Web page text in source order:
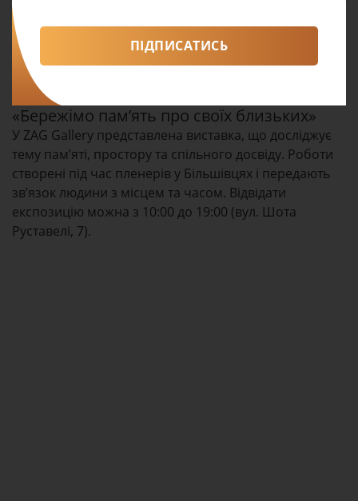
«Бережімо памʼять про своїх близьких»
У ZAG Gallery представлена виставка, що досліджує
тему пам’яті, простору та спільного досвіду. Роботи
створені під час пленерів у Більшівцях і передають
зв’язок людини з місцем та часом. Відвідати
експозицію можна з 10:00 до 19:00 (вул. Шота
Руставелі, 7).
ПІДПИСАТИСЬ